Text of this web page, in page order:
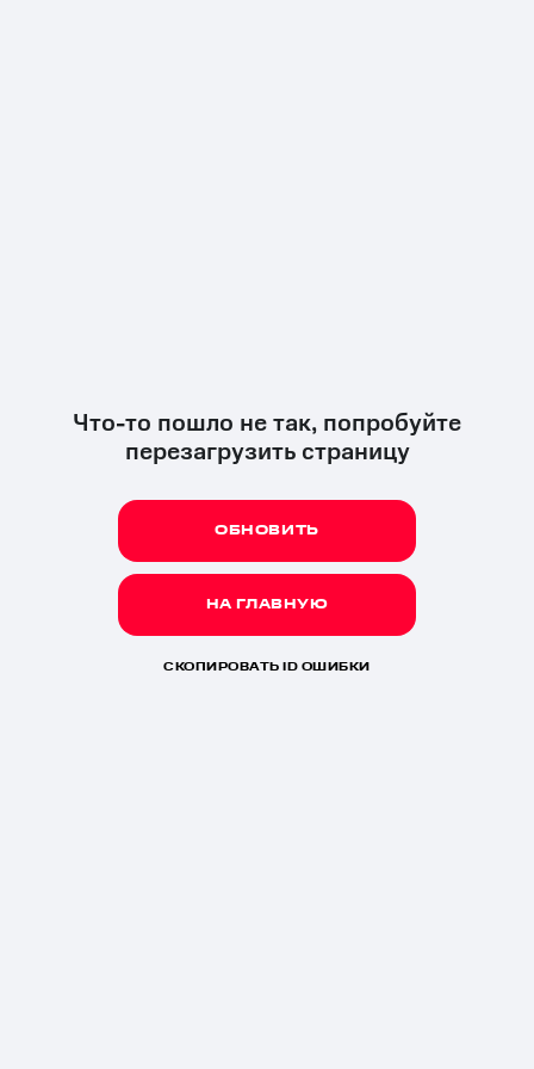
Что-то пошло не так, попробуйте
перезагрузить страницу
ОБНОВИТЬ
НА ГЛАВНУЮ
СКОПИРОВАТЬ ID ОШИБКИ